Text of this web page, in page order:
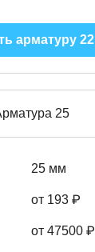
арматуру 22
25
25 мм
от 193 ₽
от 47500 ₽